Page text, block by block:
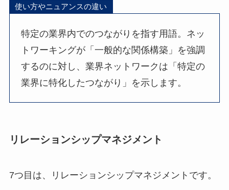
使い方やニュアンスの違い
特定の業界内でのつながりを指す用語。ネッ
トワーキングが「一般的な関係構築」を強調
するのに対し、業界ネットワークは「特定の
業界に特化したつながり」を示します。
リレーションシップマネジメント
7つ目は、リレーションシップマネジメントです。